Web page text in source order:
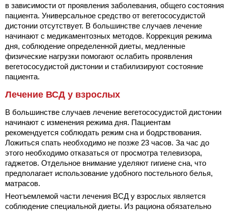
в зависимости от проявления заболевания, общего состояния
пациента. Универсальное средство от вегетососудистой
дистонии отсутствует. В большинстве случаев лечение
начинают с медикаментозных методов. Коррекция режима
дня, соблюдение определенной диеты, медленные
физические нагрузки помогают ослабить проявления
вегетососудистой дистонии и стабилизируют состояние
пациента.
Лечение ВСД у взрослых
В большинстве случаев лечение вегетососудистой дистонии
начинают с изменения режима дня. Пациентам
рекомендуется соблюдать режим сна и бодрствования.
Ложиться спать необходимо не позже 23 часов. За час до
этого необходимо отказаться от просмотра телевизора,
гаджетов. Отдельное внимание уделяют гигиене сна, что
предполагает использование удобного постельного белья,
матрасов.
Неотъемлемой части лечения ВСД у взрослых является
соблюдение специальной диеты. Из рациона обязательно